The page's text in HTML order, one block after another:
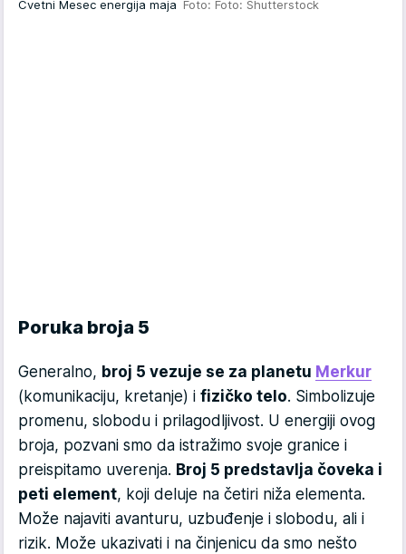
Cvetni Mesec energija maja Foto: Foto: Shutterstock
Poruka broja 5
Generalno, broj 5 vezuje se za planetu Merkur
(komunikaciju, kretanje) i fizičko telo. Simbolizuje
promenu, slobodu i prilagodljivost. U energiji ovog
broja, pozvani smo da istražimo svoje granice i
preispitamo uverenja. Broj 5 predstavlja čoveka i
peti element, koji deluje na četiri niža elementa.
Može najaviti avanturu, uzbuđenje i slobodu, ali i
rizik. Može ukazivati i na činjenicu da smo nešto